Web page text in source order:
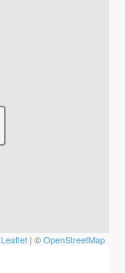
Leaflet | ©OpenStreetMap